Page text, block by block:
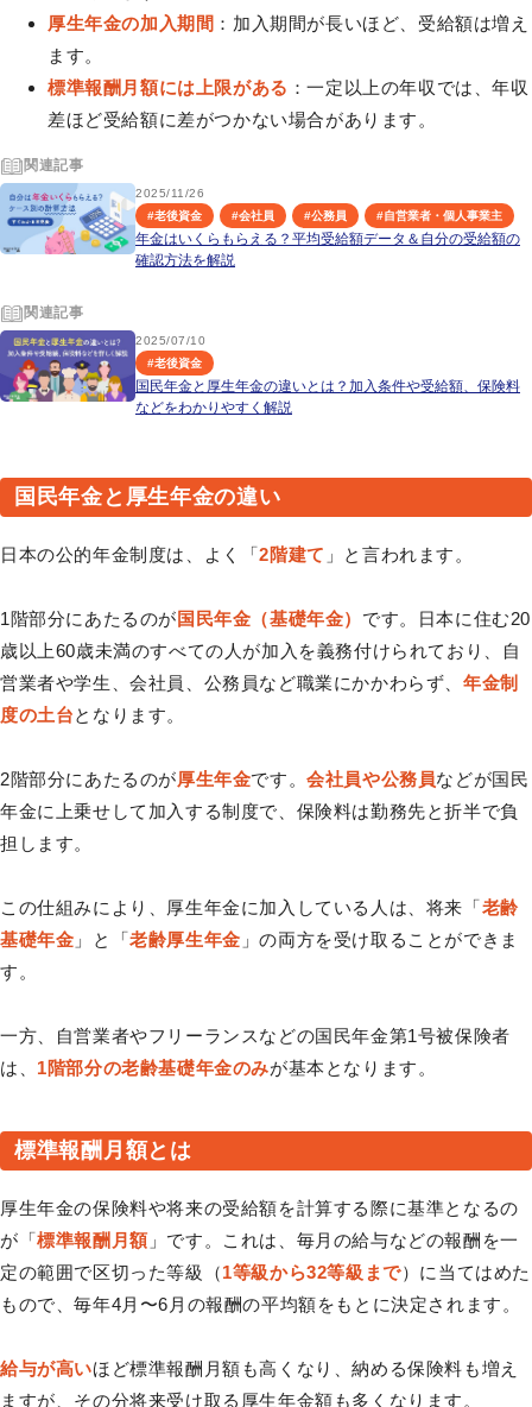
厚生年金の加入期間 ：加入期間が長いほど、受給額は増え
ます。
標準報酬月額には上限がある ：一定以上の年収では、年収
差ほど受給額に差がつかない場合があります。
関連記事
2025/11/26
#老後資金 #会社員 #公務員 #自営業者・個人事業主
年金はいくらもらえる？平均受給額データ＆自分の受給額の
確認方法を解説
関連記事
2025/07/10
#老後資金
国民年金と厚生年金の違いとは？加入条件や受給額、保険料
などをわかりやすく解説
国民年金と厚生年金の違い
日本の公的年金制度は、よく「2階建て 」と言われます。
1階部分にあたるのが国民年金（基礎年金） です。日本に住む20
歳以上60歳未満のすべての人が加入を義務付けられており、自
営業者や学生、会社員、公務員など職業にかかわらず、 年金制
度の土台となります。
2階部分にあたるのが厚生年金です。会社員や公務員などが国民
年金に上乗せして加入する制度で、保険料は勤務先と折半で負
担します。
この仕組みにより、厚生年金に加入している人は、将来「老齢
基礎年金 」と「老齢厚生年金 」の両方を受け取ることができま
す。
一方、自営業者やフリーランスなどの国民年金第1号被保険者
は、 1階部分の老齢基礎年金のみが基本となります。
標準報酬月額とは
厚生年金の保険料や将来の受給額を計算する際に基準となるの
が「標準報酬月額」です。これは、毎月の給与などの報酬を一
定の範囲で区切った等級（1等級から32等級まで）に当てはめた
もので、毎年4月〜6月の報酬の平均額をもとに決定されます。
給与が高いほど標準報酬月額も高くなり、納める保険料も増え
ますが、その分将来受け取る厚生年金額も多くなります。